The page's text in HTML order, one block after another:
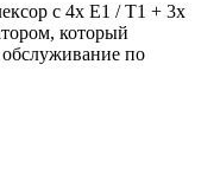
с 4x E1 / T1 + 3x
который
обслуживание по